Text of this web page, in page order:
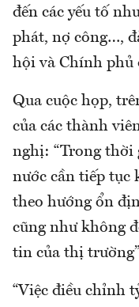
đến các yếu tố
phát, nợ công…,
hội và Chính phủ
Qua cuộc họp,
của các thành
nghị: “Trong thời
nước cần tiếp tục
theo hướng ổn
cũng như không
tin của thị
“Việc điều chỉnh